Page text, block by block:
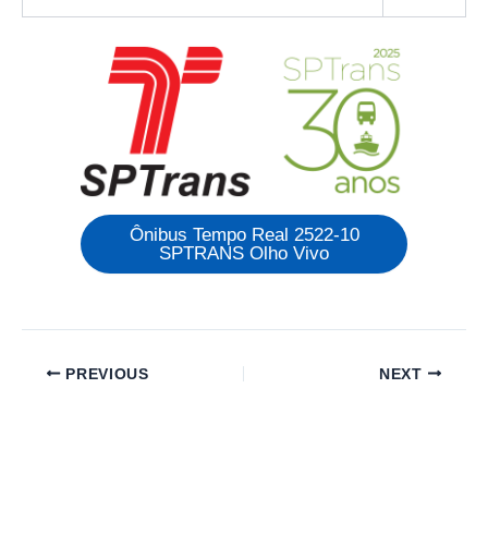
Ônibus Tempo Real 2522-10
SPTRANS Olho Vivo
PREVIOUS NEXT